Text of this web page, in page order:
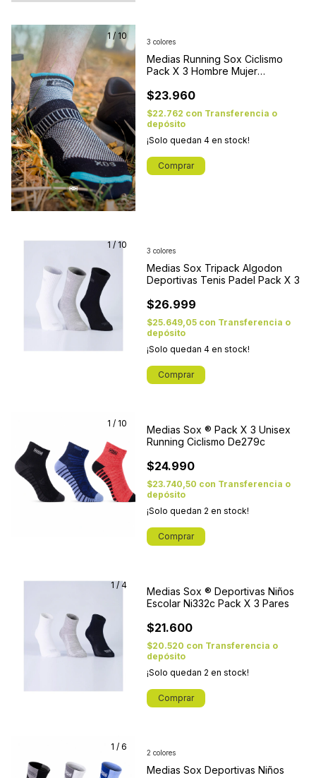
1 / 10
Medias Running Sox Ciclismo
Pack X 3 Hombre Mujer
$23.960
$22.762 con Transferencia o
depósito
¡Solo quedan 4 en stock!
3 colores
Comprar
1 / 10
Medias Sox Tripack Algodon
Deportivas Tenis Padel Pack X 3
$26.999
$25.649,05 con Transferencia o
depósito
¡Solo quedan 4 en stock!
3 colores
Comprar
1 / 10
Medias Sox ® Pack X 3 Unisex
Running Ciclismo De279c
$24.990
$23.740,50 con Transferencia o
depósito
¡Solo quedan 2 en stock!
Comprar
1 / 4
Medias Sox ® Deportivas Niños
Escolar Ni332c Pack X 3 Pares
$21.600
$20.520 con Transferencia o
depósito
¡Solo quedan 2 en stock!
Comprar
1 / 6
Medias Sox Deportivas Niños
2 colores